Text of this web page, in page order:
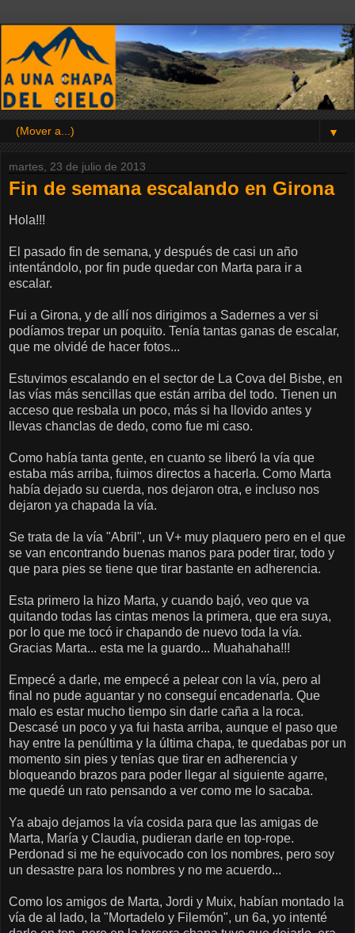
▼
martes, 23 de julio de 2013
Fin de semana escalando en Girona
Hola!!!
El pasado fin de semana, y después de casi un año
intentándolo, por fin pude quedar con Marta para ir a
escalar.
Fui a Girona, y de allí nos dirigimos a Sadernes a ver si
podíamos trepar un poquito. Tenía tantas ganas de escalar,
que me olvidé de hacer fotos...
Estuvimos escalando en el sector de La Cova del Bisbe, en
las vías más sencillas que están arriba del todo. Tienen un
acceso que resbala un poco, más si ha llovido antes y
llevas chanclas de dedo, como fue mi caso.
Como había tanta gente, en cuanto se liberó la vía que
estaba más arriba, fuimos directos a hacerla. Como Marta
había dejado su cuerda, nos dejaron otra, e incluso nos
dejaron ya chapada la vía.
Se trata de la vía "Abril", un V+ muy plaquero pero en el que
se van encontrando buenas manos para poder tirar, todo y
que para pies se tiene que tirar bastante en adherencia.
Esta primero la hizo Marta, y cuando bajó, veo que va
quitando todas las cintas menos la primera, que era suya,
por lo que me tocó ir chapando de nuevo toda la vía.
Gracias Marta... esta me la guardo... Muahahaha!!!
Empecé a darle, me empecé a pelear con la vía, pero al
final no pude aguantar y no conseguí encadenarla. Que
malo es estar mucho tiempo sin darle caña a la roca.
Descasé un poco y ya fui hasta arriba, aunque el paso que
hay entre la penúltima y la última chapa, te quedabas por un
momento sin pies y tenías que tirar en adherencia y
bloqueando brazos para poder llegar al siguiente agarre,
me quedé un rato pensando a ver como me lo sacaba.
Ya abajo dejamos la vía cosida para que las amigas de
Marta, María y Claudia, pudieran darle en top-rope.
Perdonad si me he equivocado con los nombres, pero soy
un desastre para los nombres y no me acuerdo...
Como los amigos de Marta, Jordi y Muix, habían montado la
vía de al lado, la "Mortadelo y Filemón", un 6a, yo intenté